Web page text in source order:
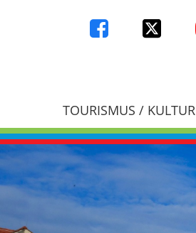
TOURISMUS / KULTUR